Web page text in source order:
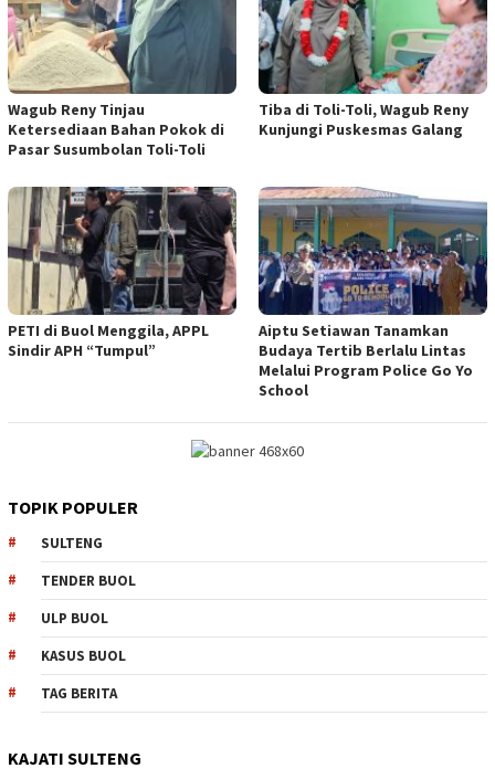
Wagub Reny Tinjau
Ketersediaan Bahan Pokok di
Pasar Susumbolan Toli-Toli
Tiba di Toli-Toli, Wagub Reny
Kunjungi Puskesmas Galang
PETI di Buol Menggila, APPL
Sindir APH “Tumpul”
Aiptu Setiawan Tanamkan
Budaya Tertib Berlalu Lintas
Melalui Program Police Go Yo
School
TOPIK POPULER
SULTENG
TENDER BUOL
ULP BUOL
KASUS BUOL
TAG BERITA
KAJATI SULTENG